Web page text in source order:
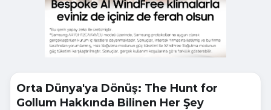
Orta Dünya'ya Dönüş: The Hunt for
Gollum Hakkında Bilinen Her Şey